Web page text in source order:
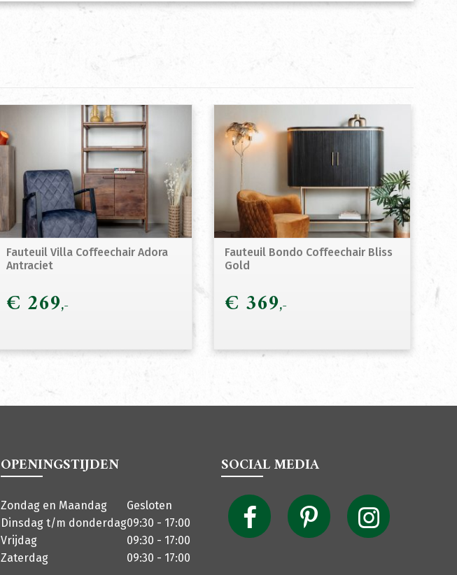
Fauteuil Villa Coffeechair Adora
Antraciet
€ 269
Fauteuil Bondo Coffeechair Bliss
Gold
€ 369
OPENINGSTIJDEN
Zondag en Maandag
Gesloten
Dinsdag t/m donderdag09:30 - 17:00
Vrijdag
09:30 - 17:00
Zaterdag
09:30 - 17:00
SOCIAL MEDIA